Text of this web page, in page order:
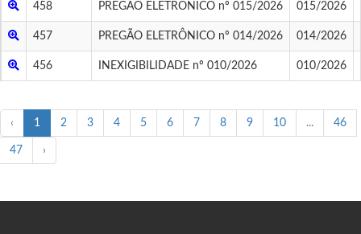
458 PREGÃO ELETRÔNICO nº 015/2026 015/2026
457 PREGÃO ELETRÔNICO nº 014/2026 014/2026
456 INEXIGIBILIDADE nº 010/2026 010/2026
‹ 1 2 3 4 5 6 7 8 9 10 ... 46
47 ›